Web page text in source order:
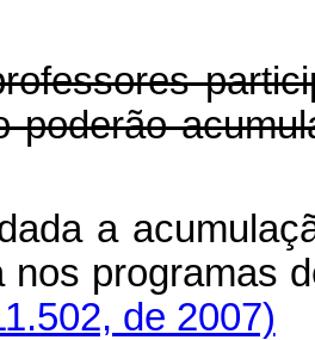
poderão
a
nos programas
de 2007)